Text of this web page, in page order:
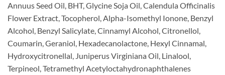
Annuus Seed Oil, BHT, Glycine Soja Oil, Calendula Officinalis
Flower Extract, Tocopherol, Alpha-Isomethyl Ionone, Benzyl
Alcohol, Benzyl Salicylate, Cinnamyl Alcohol, Citronellol,
Coumarin, Geraniol, Hexadecanolactone, Hexyl Cinnamal,
Hydroxycitronellal, Juniperus Virginiana Oil, Linalool,
Terpineol, Tetramethyl Acetyloctahydronaphthalenes